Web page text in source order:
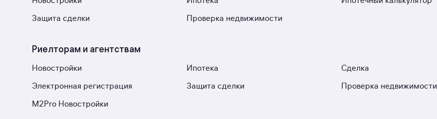
Защита сделки
Проверка недвижимости
Риелторам и агентствам
Новостройки Ипотека Сделка
Электронная регистрация
Защита сделки Проверка недвижимости
M2Pro Новостройки